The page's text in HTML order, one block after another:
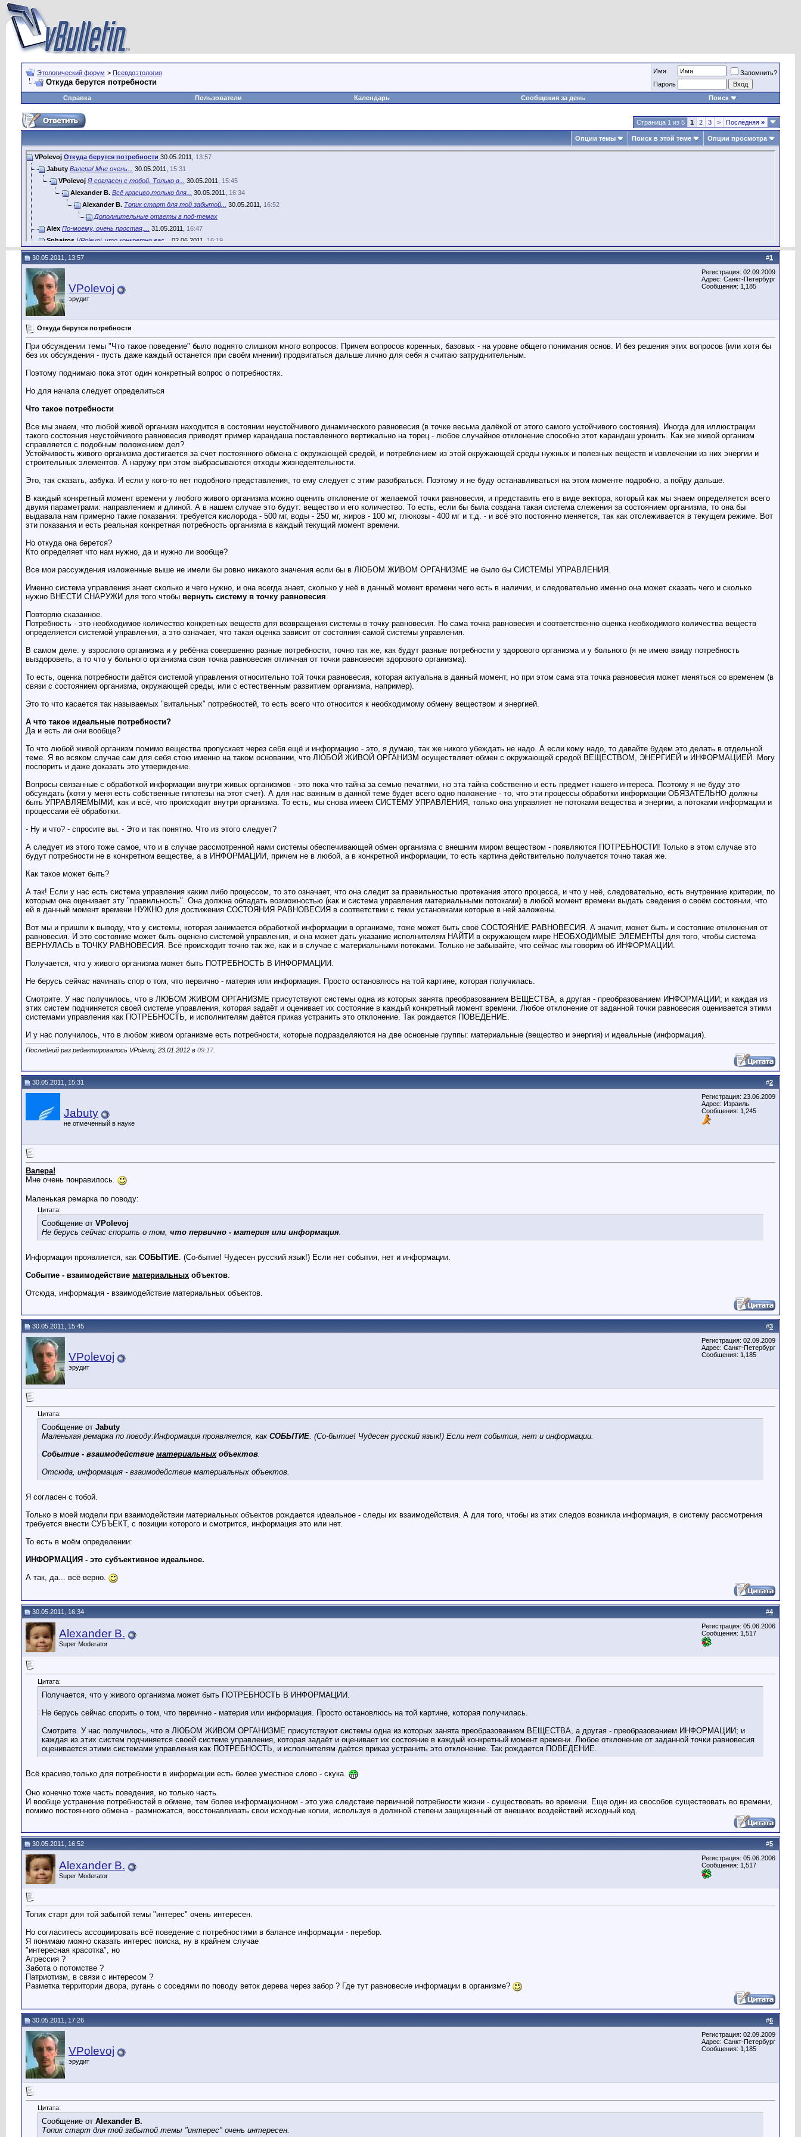
Этологический форум > Псевдоэтология
Откуда берутся потребности
Имя
Запомнить?
Пароль
Справка
Пользователи Календарь Сообщения за день Поиск
Страница 1 из 5 1 2 3 > Последняя »
Опции темы Поиск в этой теме Опции просмотра
VPolevoj Откуда берутся потребности 30.05.2011, 13:57
Jabuty Валера! Мне очень... 30.05.2011, 15:31
VPolevoj Я согласен с тобой. Только в... 30.05.2011, 15:45
Alexander B. Всё красиво,только для... 30.05.2011, 16:34
Alexander B. Топик старт для той забытой... 30.05.2011, 16:52
Дополнительные ответы в под-темах
Alex По-моему, очень простая,... 31.05.2011, 16:47
Sphairos VPolevoj, что конкретно вас... 02.06.2011, 16:19
Sonta Ну ,я думаю все несколько...06.06.2011,14:33
нииэтолог Спасибо за прекрасную...07.06.2011,19:01
Sonta
нииэтолог Мы ведь не свободны в наших...
Sonta
Sonta Валера,откуда берется"...08.06.2011,17:41
анфиса как это? вроде же вирус...08.06.2011, 23:58
Sonta Они взаимодействуют ,сложно...09.06.2011,02:50
Дополнительные ответы в под-темах
Alex Мне кажется, что описание...
Alex Почему же они вдруг...10.06.2011,13:27
VPolevoj Alex, я считаю своей заслугой...
Alex Тогда я что-то не понимаю....11.06.2011, 18:55
VPolevoj Alex, я это обдумаю и...12.06.2011,12:21
Дополнительные ответы в под-темах
Alex Ну так правильно! Если там...12.06.2011, 20:06
нииэтолог Почему размножение нужно...05.07.2011,15:14
VPolevoj нииэтолог, я считаю, что...05.07.2011,15:30
Валера, можно пример живого...
VPolevoj Пожалуйста! Наша планета...05.07.2011,
нииэтолог Спасибо, безусловно это все... 22.01.2013,04:16
VPolevoj Если изложить суть всего...22.01.2013,10:45
krasavchik VPolevoj, если вам...26.01.2013,00:20
krasavchik В данном конкретном случае я...27.01.2013,01:07
нииэтолог Мне искренне жаль, что...23.01.2013,04:34
Эталон для управляющей системы
нииэтолог Ерунда. Не стоит...25.01.2013,07:10
#1
30.05.2011, 13:57
VPolevoj
эрудит
Регистрация: 02.09.2009
Адрес: Санкт-Петербург
Сообщения: 1,185
Откуда берутся потребности
При обсуждении темы "Что такое поведение" было поднято слишком много вопросов. Причем вопросов коренных, базовых - на уровне общего понимания основ. И без решения этих вопросов (или хотя бы
без их обсуждения - пусть даже каждый останется при своём мнении) продвигаться дальше лично для себя я считаю затруднительным.
Поэтому поднимаю пока этот один конкретный вопрос о потребностях.
Но для начала следует определиться
Что такое потребности
Все мы знаем, что любой живой организм находится в состоянии неустойчивого динамического равновесия (в точке весьма далёкой от этого самого устойчивого состояния). Иногда для иллюстрации
такого состояния неустойчивого равновесия приводят пример карандаша поставленного вертикально на торец - любое случайное отклонение способно этот карандаш уронить. Как же живой организм
справляется с подобным положением дел?
Устойчивость живого организма достигается за счет постоянного обмена с окружающей средой, и потреблением из этой окружающей среды нужных и полезных веществ и извлечении из них энергии и
строительных элементов. А наружу при этом выбрасываются отходы жизнедеятельности.
Это, так сказать, азбука. И если у кого-то нет подобного представления, то ему следует с этим разобраться. Поэтому я не буду останавливаться на этом моменте подробно, а пойду дальше.
В каждый конкретный момент времени у любого живого организма можно оценить отклонение от желаемой точки равновесия, и представить его в виде вектора, который как мы знаем определяется всего
двумя параметрами: направлением и длиной. А в нашем случае это будут: вещество и его количество. То есть, если бы была создана такая система слежения за состоянием организма, то она бы
выдавала нам примерно такие показания: требуется кислорода - 500 мг, воды - 250 мг, жиров - 100 мг, глюкозы - 400 мг и т.д. - и всё это постоянно меняется, так как отслеживается в текущем режиме. Вот
эти показания и есть реальная конкретная потребность организма в каждый текущий момент времени.
Но откуда она берется?
Кто определяет что нам нужно, да и нужно ли вообще?
Все мои рассуждения изложенные выше не имели бы ровно никакого значения если бы в ЛЮБОМ ЖИВОМ ОРГАНИЗМЕ не было бы СИСТЕМЫ УПРАВЛЕНИЯ.
Именно система управления знает сколько и чего нужно, и она всегда знает, сколько у неё в данный момент времени чего есть в наличии, и следовательно именно она может сказать чего и сколько
нужно ВНЕСТИ СНАРУЖИ для того чтобы вернуть систему в точку равновесия.
Повторяю сказанное.
Потребность - это необходимое количество конкретных веществ для возвращения системы в точку равновесия. Но сама точка равновесия и соответственно оценка необходимого количества веществ
определяется системой управления, а это означает, что такая оценка зависит от состояния самой системы управления.
В самом деле: у взрослого организма и у ребёнка совершенно разные потребности, точно так же, как будут разные потребности у здорового организма и у больного (я не имею ввиду потребность
выздороветь, а то что у больного организма своя точка равновесия отличная от точки равновесия здорового организма).
То есть, оценка потребности даётся системой управления относительно той точки равновесия, которая актуальна в данный момент, но при этом сама эта точка равновесия может меняться со временем (в
связи с состоянием организма, окружающей среды, или с естественным развитием организма, например).
Это то что касается так называемых "витальных" потребностей, то есть всего что относится к необходимому обмену веществом и энергией.
А что такое идеальные потребности?
Да и есть ли они вообще?
То что любой живой организм помимо вещества пропускает через себя ещё и информацию - это, я думаю, так же никого убеждать не надо. А если кому надо, то давайте будем это делать в отдельной
теме. Я во всяком случае сам для себя стою именно на таком основании, что ЛЮБОЙ ЖИВОЙ ОРГАНИЗМ осуществляет обмен с окружающей средой ВЕЩЕСТВОМ, ЭНЕРГИЕЙ и ИНФОРМАЦИЕЙ. Могу
поспорить и даже доказать это утверждение.
Вопросы связанные с обработкой информации внутри живых организмов - это пока что тайна за семью печатями, но эта тайна собственно и есть предмет нашего интереса. Поэтому я не буду это
обсуждать (хотя у меня есть собственные гипотезы на этот счет). А для нас важным в данной теме будет всего одно положение - то, что эти процессы обработки информации ОБЯЗАТЕЛЬНО должны
быть УПРАВЛЯЕМЫМИ, как и всё, что происходит внутри организма. То есть, мы снова имеем СИСТЕМУ УПРАВЛЕНИЯ, только она управляет не потоками вещества и энергии, а потоками информации и
процессами её обработки.
- Ну и что? - спросите вы. - Это и так понятно. Что из этого следует?
А следует из этого тоже самое, что и в случае рассмотренной нами системы обеспечивающей обмен организма с внешним миром веществом - появляются ПОТРЕБНОСТИ! Только в этом случае это
будут потребности не в конкретном веществе, а в ИНФОРМАЦИИ, причем не в любой, а в конкретной информации, то есть картина действительно получается точно такая же.
Как такое может быть?
А так! Если у нас есть система управления каким либо процессом, то это означает, что она следит за правильностью протекания этого процесса, и что у неё, следовательно, есть внутренние критерии, по
которым она оценивает эту "правильность". Она должна обладать возможностью (как и система управления материальными потоками) в любой момент времени выдать сведения о своём состоянии, что
ей в данный момент времени НУЖНО для достижения СОСТОЯНИЯ РАВНОВЕСИЯ в соответствии с теми установками которые в ней заложены.
Вот мы и пришли к выводу, что у системы, которая занимается обработкой информации в организме, тоже может быть своё СОСТОЯНИЕ РАВНОВЕСИЯ. А значит, может быть и состояние отклонения от
равновесия. И это состояние может быть оценено системой управления, и она может дать указание исполнителям НАЙТИ в окружающем мире НЕОБХОДИМЫЕ ЭЛЕМЕНТЫ для того, чтобы система
ВЕРНУЛАСЬ в ТОЧКУ РАВНОВЕСИЯ. Всё происходит точно так же, как и в случае с материальными потоками. Только не забывайте, что сейчас мы говорим об ИНФОРМАЦИИ.
Получается, что у живого организма может быть ПОТРЕБНОСТЬ В ИНФОРМАЦИИ.
Не берусь сейчас начинать спор о том, что первично - материя или информация. Просто остановлюсь на той картине, которая получилась.
Смотрите. У нас получилось, что в ЛЮБОМ ЖИВОМ ОРГАНИЗМЕ присутствуют системы одна из которых занята преобразованием ВЕЩЕСТВА, а другая - преобразованием ИНФОРМАЦИИ; и каждая из
этих систем подчиняется своей системе управления, которая задаёт и оценивает их состояние в каждый конкретный момент времени. Любое отклонение от заданной точки равновесия оценивается этими
системами управления как ПОТРЕБНОСТЬ, и исполнителям даётся приказ устранить это отклонение. Так рождается ПОВЕДЕНИЕ.
И у нас получилось, что в любом живом организме есть потребности, которые подразделяются на две основные группы: материальные (вещество и энергия) и идеальные (информация).
Последний раз редактировалось VPolevoj, 23.01.2012 в 09:17.
#2
30.05.2011, 15:31
Jabuty
не отмеченный в науке
Регистрация: 23.06.2009
Адрес: Израиль
Сообщения: 1,245
Валера!
Мне очень понравилось.
Маленькая ремарка по поводу:
Цитата:
Сообщение от VPolevoj
Не берусь сейчас спорить о том, что первично - материя или информация
Информация проявляется, как СОБЫТИЕ . (Со-бытие! Чудесен русский язык!) Если нет события, нет и информации.
Событие - взаимодействие материальных объектов
Отсюда, информация - взаимодействие материальных объектов.
#3
30.05.2011, 15:45
VPolevoj
эрудит
Регистрация: 02.09.2009
Адрес: Санкт-Петербург
Сообщения: 1,185
Цитата:
Сообщение от Jabuty
Маленькая ремарка по поводу:Информация проявляется, как СОБЫТИЕ. (Со-бытие! Чудесен русский язык!) Если нет события, нет и информации.
Событие - взаимодействие материальныхобъектов.
Отсюда, информация - взаимодействие материальных объектов.
Я согласен с тобой.
Только в моей модели при взаимодействии материальных объектов рождается идеальное - следы их взаимодействия. А для того, чтобы из этих следов возникла информация, в систему рассмотрения
требуется внести СУБЪЕКТ, с позиции которого и смотрится, информация это или нет.
То есть в моём определении:
ИНФОРМАЦИЯ - это субъективное идеальное.
А так, да... всё верно.
#4
30.05.2011, 16:34
Alexander B.
Super Moderator
Регистрация: 05.06.2006
Сообщения: 1,517
Цитата:
Получается, что у живого организма может быть ПОТРЕБНОСТЬ В ИНФОРМАЦИИ.
Не берусь сейчас спорить о том, что первично - материя или информация. Просто остановлюсь на той картине, которая получилась.
Смотрите. У нас получилось, что в ЛЮБОМ ЖИВОМ ОРГАНИЗМЕ присутствуют системы одна из которых занята преобразованием ВЕЩЕСТВА, а другая - преобразованием ИНФОРМАЦИИ; и
каждая из этих систем подчиняется своей системе управления, которая задаёт и оценивает их состояние в каждый конкретный момент времени. Любое отклонение от заданной точки равновесия
оценивается этими системами управления как ПОТРЕБНОСТЬ, и исполнителям даётся приказ устранить это отклонение. Так рождается ПОВЕДЕНИЕ.
Всё красиво,только для потребности в информации есть более уместное слово - скука.
Оно конечно тоже часть поведения, но только часть.
И вообще устранение потребностей в обмене, тем более информационном - это уже следствие первичной потребности жизни - существовать во времени. Еще один из свособов существовать во времени,
помимо постоянного обмена - размножатся, восстонавливать свои исходные копии, используя в должной степени защищенный от внешних воздействий исходный код.
#5
30.05.2011, 16:52
Alexander B.
Super Moderator
Регистрация: 05.06.2006
Сообщения: 1,517
Топик старт для той забытой темы "интерес" очень интересен.
Но согласитесь ассоциировать всё поведение с потребностями в балансе информации - перебор.
Я понимаю можно сказать интерес поиска, ну в крайнем случае
"интересная красотка", но
Агрессия ?
Забота о потомстве ?
Патриотизм, в связи с интересом ?
Разметка территории двора, ругань с соседями по поводу веток дерева через забор ? Где тут равновесие информации в организме?
#6
30.05.2011, 17:26
VPolevoj
эрудит
Регистрация: 02.09.2009
Адрес: Санкт-Петербург
Сообщения: 1,185
Цитата:
Сообщение от Alexander B.
Топик старт для той забытой темы "интерес" очень интересен.